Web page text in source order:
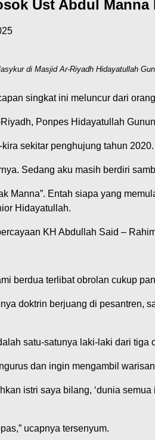
Ust Abdul
di Masjid Ar-Riyadh Hidayatullah
singkat ini meluncur dari
Ponpes Hidayatullah
sekitar penghujung tahun 2020.
Sedang aku masih berdiri
Manna”. Entah siapa yang
Hidayatullah.
KH Abdullah Said –
berdua terlibat obrolan cukup
doktrin berjuang di pesantren,
satu-satunya laki-laki dari
dan ingin mengambil
istri saya bilang, ‘dunia
ucapnya tersenyum.